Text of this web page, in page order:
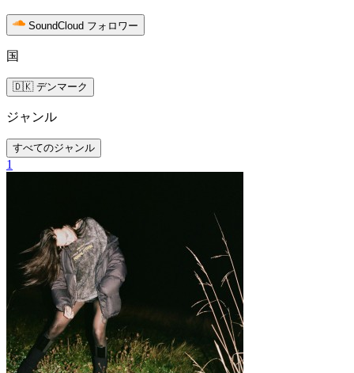
SoundCloud フォロワー
国
🇩🇰 デンマーク
ジャンル
すべてのジャンル
1